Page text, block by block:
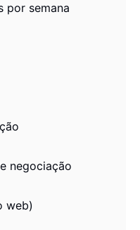
por semana
negociação
web)